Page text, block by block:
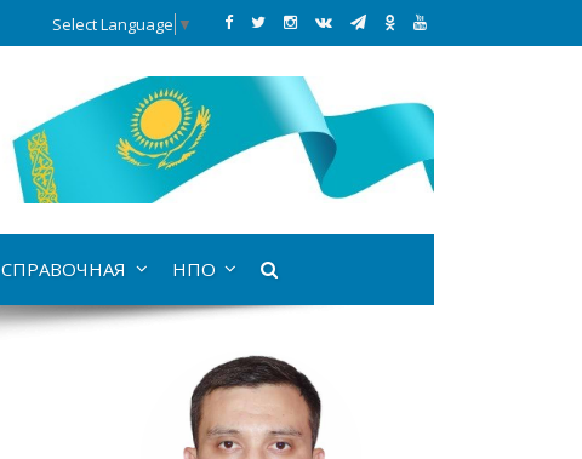
Select Language ▼
СПРАВОЧНАЯ НПО